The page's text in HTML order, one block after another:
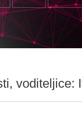
voditeljice: